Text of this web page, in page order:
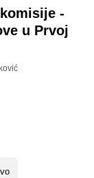
-
u Prvoj